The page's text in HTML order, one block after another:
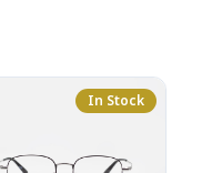
In Stock